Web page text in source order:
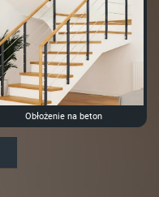
Obłożenie na beton